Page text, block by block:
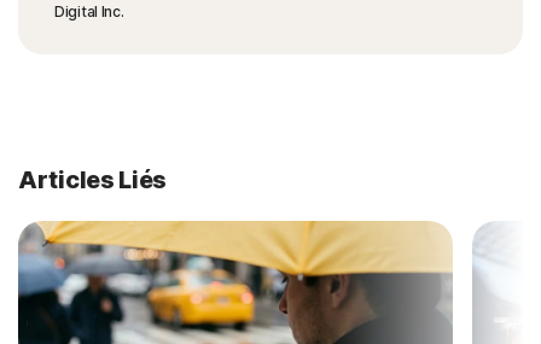
Digital Inc.
Articles Liés